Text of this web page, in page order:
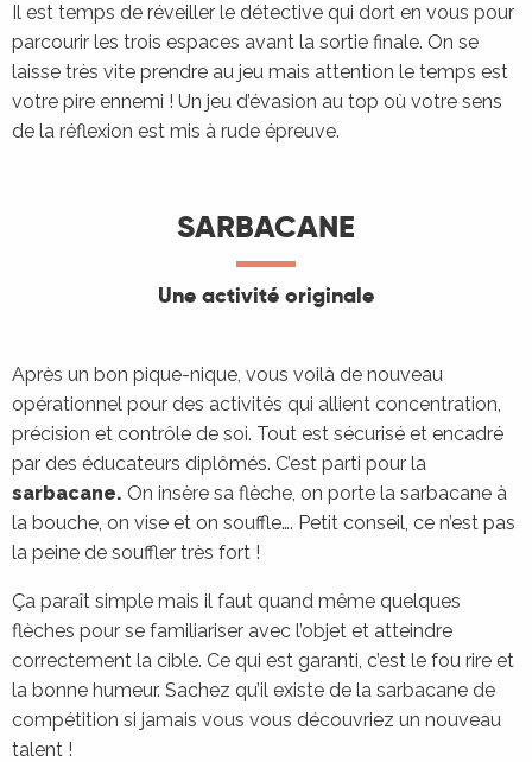
Il est temps de réveiller le détective qui dort en vous pour
parcourir les trois espaces avant la sortie finale. On se
laisse très vite prendre au jeu mais attention le temps est
votre pire ennemi ! Un jeu d’évasion au top où votre sens
de la réflexion est mis à rude épreuve.
SARBACANE
Une activité originale
Après un bon pique-nique, vous voilà de nouveau
opérationnel pour des activités qui allient concentration,
précision et contrôle de soi. Tout est sécurisé et encadré
par des éducateurs diplômés. C’est parti pour la
sarbacane. On insère sa flèche, on porte la sarbacane à
la bouche, on vise et on souffle…. Petit conseil, ce n’est pas
la peine de souffler très fort !
Ça paraît simple mais il faut quand même quelques
flèches pour se familiariser avec l’objet et atteindre
correctement la cible. Ce qui est garanti, c’est le fou rire et
la bonne humeur. Sachez qu’il existe de la sarbacane de
compétition si jamais vous vous découvriez un nouveau
talent !